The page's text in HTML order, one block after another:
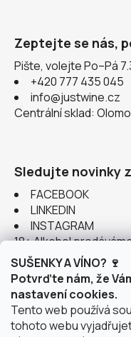
SUŠENKY A VÍNO? 🍷
Potvrďte nám, že
nastavení cookies.
Tento web používá
tohoto webu
Zeptejte se nás,
Pište, volejte Po–Pá
+420 777 435 045
info@justwine.cz
Centrální sklad:
Sledujte novinky
FACEBOOK
LINKEDIN
INSTAGRAM
18+ Alkohol
rozumem.
Instagram